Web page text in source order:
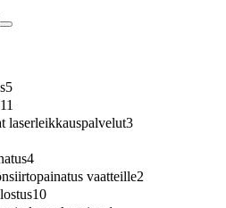
5
11
laserleikkauspalvelut3
4
vaatteille2
10